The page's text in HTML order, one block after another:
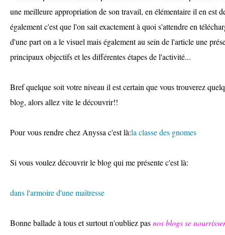
une meilleure appropriation de son travail, en élémentaire il en est
également c'est que l'on sait exactement à quoi s'attendre en
d'une part on a le visuel mais également au sein de l'article une
principaux objectifs et les différentes étapes de l'activité...
Bref quelque soit votre niveau il est certain que vous trouverez
blog, alors allez vite le découvrir!!
Pour vous rendre chez Anyssa c'est là:la classe des gnomes
Si vous voulez découvrir le blog qui me présente c'est là:
dans l'armoire d'une maîtresse
Bonne ballade à tous et surtout n'oubliez pasnos blogs se